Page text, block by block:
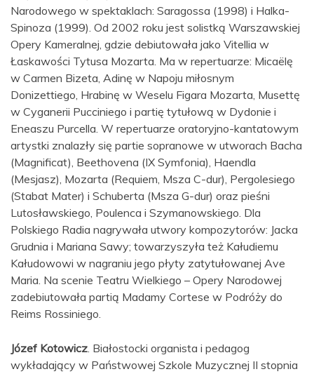
Narodowego w spektaklach: Saragossa (1998) i Halka-
Spinoza (1999). Od 2002 roku jest solistką Warszawskiej
Opery Kameralnej, gdzie debiutowała jako Vitellia w
Łaskawości Tytusa Mozarta. Ma w repertuarze: Micaëlę
w Carmen Bizeta, Adinę w Napoju miłosnym
Donizettiego, Hrabinę w Weselu Figara Mozarta, Musettę
w Cyganerii Pucciniego i partię tytułową w Dydonie i
Eneaszu Purcella. W repertuarze oratoryjno-kantatowym
artystki znalazły się partie sopranowe w utworach Bacha
(Magnificat), Beethovena (IX Symfonia), Haendla
(Mesjasz), Mozarta (Requiem, Msza C-dur), Pergolesiego
(Stabat Mater) i Schuberta (Msza G-dur) oraz pieśni
Lutosławskiego, Poulenca i Szymanowskiego. Dla
Polskiego Radia nagrywała utwory kompozytorów: Jacka
Grudnia i Mariana Sawy; towarzyszyła też Kałudiemu
Kałudowowi w nagraniu jego płyty zatytułowanej Ave
Maria. Na scenie Teatru Wielkiego – Opery Narodowej
zadebiutowała partią Madamy Cortese w Podróży do
Reims Rossiniego.
Józef Kotowicz. Białostocki organista i pedagog
wykładający w Państwowej Szkole Muzycznej II stopnia